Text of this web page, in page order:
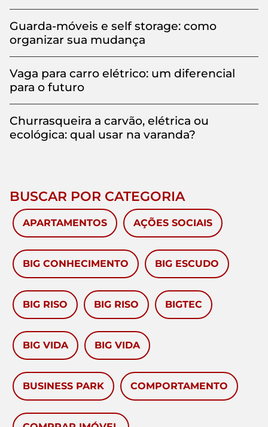
Guarda-móveis e self storage: como
organizar sua mudança
Vaga para carro elétrico: um diferencial
para o futuro
Churrasqueira a carvão, elétrica ou
ecológica: qual usar na varanda?
BUSCAR POR CATEGORIA
APARTAMENTOS AÇÕES SOCIAIS
BIG CONHECIMENTO BIG ESCUDO
BIG RISO BIG RISO BIGTEC
BIG VIDA BIG VIDA
BUSINESS PARK COMPORTAMENTO